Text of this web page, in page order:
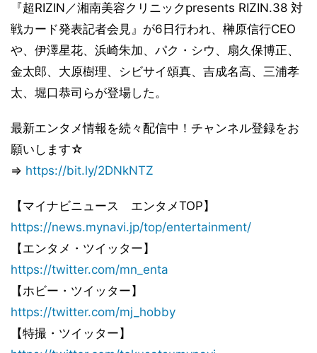
『超RIZIN／湘南美容クリニックpresents RIZIN.38 対
戦カード発表記者会見』が6日行われ、榊󠄀原信行CEO
や、伊澤星花、浜崎朱加、パク・シウ、扇久保博正、
金太郎、大原樹理、シビサイ頌真、吉成名高、三浦孝
太、堀口恭司らが登場した。
最新エンタメ情報を続々配信中！チャンネル登録をお
願いします☆
⇒ https://bit.ly/2DNkNTZ
【マイナビニュース エンタメTOP】
https://news.mynavi.jp/top/entertainment/
【エンタメ・ツイッター】
https://twitter.com/mn_enta
【ホビー・ツイッター】
https://twitter.com/mj_hobby
【特撮・ツイッター】